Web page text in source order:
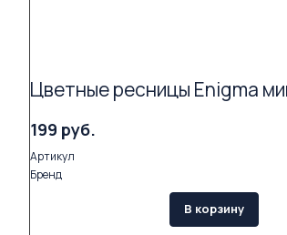
199 руб.
Артикул
Бренд
В корзину